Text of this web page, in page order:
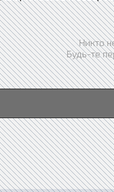
Никто
Будь-те